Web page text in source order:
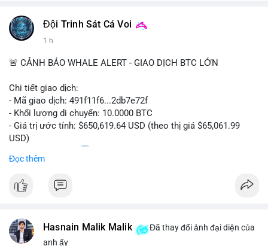
#vlikevn #titanbot
📰 Nguồn: Cointelegraph
Đội Trinh Sát Cá Voi
1 h
🚨 CẢNH BÁO WHALE ALERT - GIAO DỊCH BTC LỚN
Chi tiết giao dịch:
- Mã giao dịch: 491f11f6...2db7e72f
- Khối lượng di chuyển: 10.0000 BTC
- Giá trị ước tính: $650,619.64 USD (theo thị giá $65,061.99
USD)
- Thời gian: 11:20
Nhận định phân tích hành vi của Cá voi dựa trên giao dịch này:
Giao dịch 10 BTC trị giá hơn 650 nghìn USD được thực hiện
lớn. Mức khối lượng này không quá lớn để gây áp lực bán trực
tiếp, nhưng nếu dòng tiền tiếp tục đổ về các sàn tập trung
Đọc thêm
Hasnain Malik Malik
Đã thay đổi ảnh đại diện của
anh ấy